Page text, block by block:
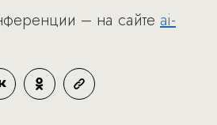
– на сайте ai-